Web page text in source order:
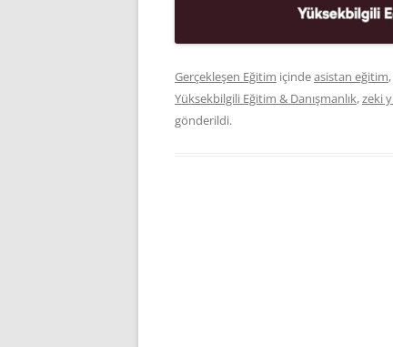
Gerçekleşen Eğitim içindeasistan eğitim,
Yüksekbilgili Eğitim & Danışmanlık,zeki
gönderildi.